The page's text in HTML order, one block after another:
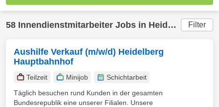
58 Innendienstmitarbeiter Jobs in Heidelberg (20
Filter
Aushilfe Verkauf (m/w/d) Heidelberg
Hauptbahnhof
Teilzeit Minijob
Schichtarbeit
Täglich besuchen rund Kunden in der gesamten
Bundesrepublik eine unserer Filialen. Unsere